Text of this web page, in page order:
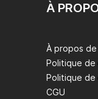
À
À propos de
Politique
Politique de
CGU